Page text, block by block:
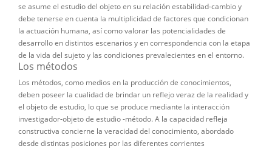
se asume el estudio del objeto en su relación estabilidad-cambio y
debe tenerse en cuenta la multiplicidad de factores que condicionan
la actuación humana, así como valorar las potencialidades de
desarrollo en distintos escenarios y en correspondencia con la etapa
de la vida del sujeto y las condiciones prevalecientes en el entorno.
Los métodos
Los métodos, como medios en la producción de conocimientos,
deben poseer la cualidad de brindar un reflejo veraz de la realidad y
el objeto de estudio, lo que se produce mediante la interacción
investigador-objeto de estudio -método. A la capacidad refleja
constructiva concierne la veracidad del conocimiento, abordado
desde distintas posiciones por las diferentes corrientes